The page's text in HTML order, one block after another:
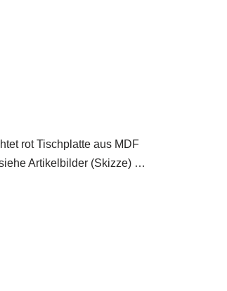
rot Tischplatte aus MDF
Artikelbilder (Skizze) …